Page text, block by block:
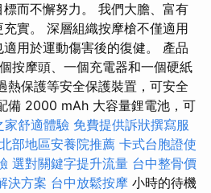
而不懈努力。 我們大膽、富有
實。 深層組織按摩槍不僅適用
用於運動傷害後的復健。 產品
按摩頭、一個充電器和一個硬紙
熱保護等安全保護裝置，可安全
備 2000 mAh 大容量鋰電池，可
家舒適體驗 免費提供訴狀撰寫服
北部地區安養院推薦 卡式台胞證使
選對關鍵字提升流量 台中整骨價
決方案 台中放鬆按摩 小時的待機